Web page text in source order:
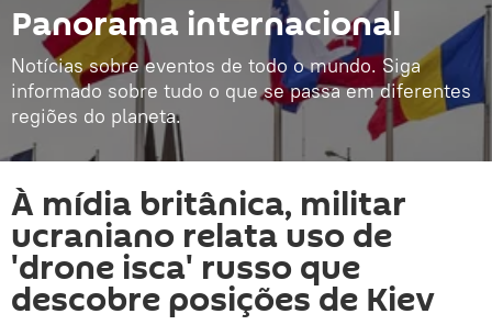
Panorama internacional
Notícias sobre eventos de todo o mundo. Siga
informado sobre tudo o que se passa em diferentes
regiões do planeta.
À mídia britânica, militar
ucraniano relata uso de
'drone isca' russo que
descobre posições de Kiev